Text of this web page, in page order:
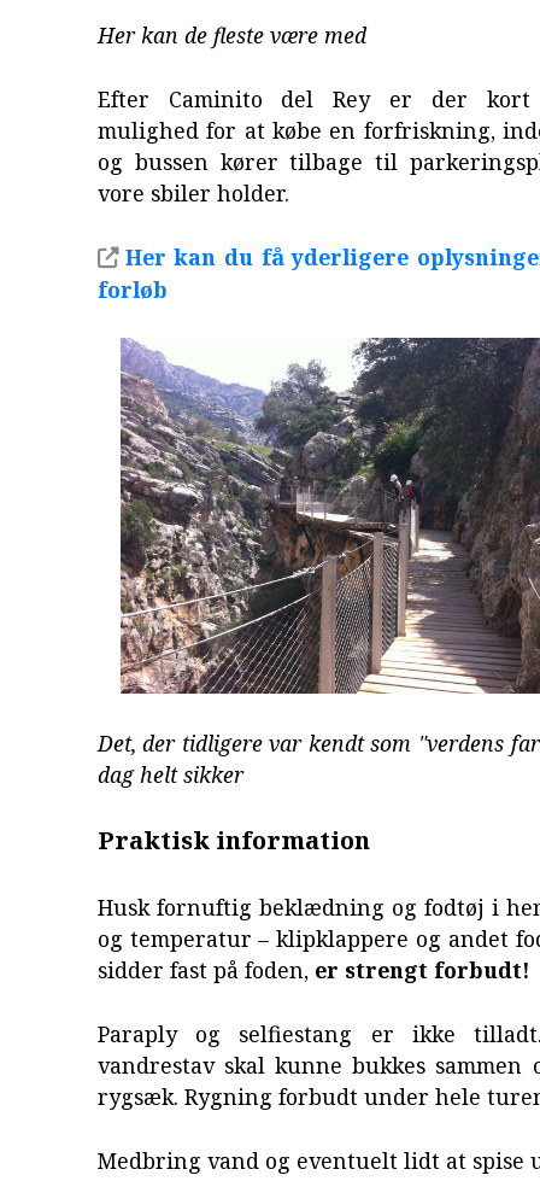
Her kan de fleste være med
Efter Caminito del Rey er der kort
mulighed for at købe en forfriskning,
og bussen kører tilbage til
vore sbiler holder.
Her kan du få yderligere
forløb
Det, der tidligere var kendt som "verdens
dag helt sikker
Praktisk information
Husk fornuftig beklædning og fodtøj i
og temperatur – klipklappere og andet
sidder fast på foden, er strengt forbudt!
Paraply og selfiestang er ikke
vandrestav skal kunne bukkes
rygsæk. Rygning forbudt under hele
Medbring vand og eventuelt lidt at spise